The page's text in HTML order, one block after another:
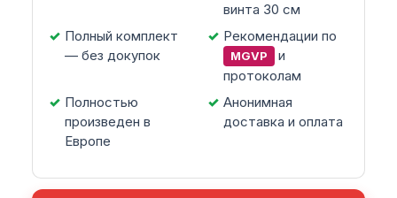
винта 30 см
Полный комплект
— без докупок
Рекомендации по
MGVP
и
протоколам
Полностью
произведен в
Европе
Анонимная
доставка и оплата